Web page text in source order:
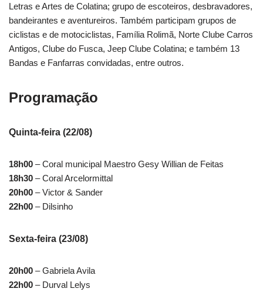
Letras e Artes de Colatina; grupo de escoteiros, desbravadores,
bandeirantes e aventureiros. Também participam grupos de
ciclistas e de motociclistas, Família Rolimã, Norte Clube Carros
Antigos, Clube do Fusca, Jeep Clube Colatina; e também 13
Bandas e Fanfarras convidadas, entre outros.
Programação
Quinta-feira (22/08)
18h00 – Coral municipal Maestro Gesy Willian de Feitas
18h30 – Coral Arcelormittal
20h00 – Victor & Sander
22h00 – Dilsinho
Sexta-feira (23/08)
20h00 – Gabriela Avila
22h00 – Durval Lelys